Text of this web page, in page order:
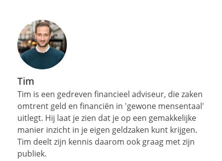
Tim
Tim is een gedreven financieel adviseur, die zaken
omtrent geld en financiën in 'gewone mensentaal'
uitlegt. Hij laat je zien dat je op een gemakkelijke
manier inzicht in je eigen geldzaken kunt krijgen.
Tim deelt zijn kennis daarom ook graag met zijn
publiek.